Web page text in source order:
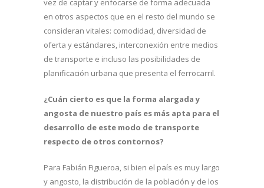
vez de captar y enfocarse de forma adecuada
en otros aspectos que en el resto del mundo se
consideran vitales: comodidad, diversidad de
oferta y estándares, interconexión entre medios
de transporte e incluso las posibilidades de
planificación urbana que presenta el ferrocarril.
¿Cuán cierto es que la forma alargada y
angosta de nuestro país es más apta para el
desarrollo de este modo de transporte
respecto de otros contornos?
Para Fabián Figueroa, si bien el país es muy largo
y angosto, la distribución de la población y de los